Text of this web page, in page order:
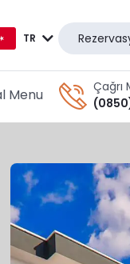
TR
DE
GR
Menu
Çağrı